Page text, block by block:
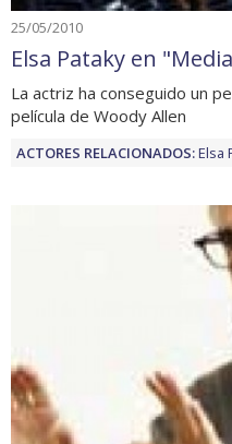
25/05/2010
Elsa Pataky en
La actriz ha conseguido un
película de Woody Allen
ACTORES RELACIONADOS:Elsa